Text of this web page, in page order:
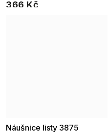
366 Kč
Náušnice listy 3875